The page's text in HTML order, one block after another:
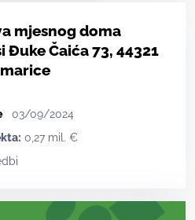
mjesnog doma
Đuke Čaića 73, 44321
03/09/2024
0,27 mil. €